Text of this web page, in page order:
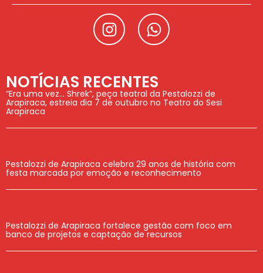
NOTÍCIAS RECENTES
“Era uma vez… Shrek”, peça teatral da Pestalozzi de
Arapiraca, estreia dia 7 de outubro no Teatro do Sesi
Arapiraca
Pestalozzi de Arapiraca celebra 29 anos de história com
festa marcada por emoção e reconhecimento
Pestalozzi de Arapiraca fortalece gestão com foco em
banco de projetos e captação de recursos